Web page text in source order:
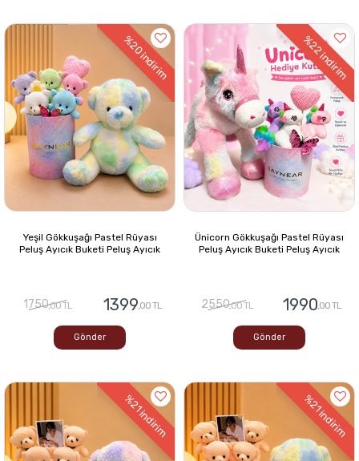
%20
indirim
Yeşil Gökkuşağı Pastel Rüyası
Peluş Ayıcık Buketi Peluş Ayıcık
1750,00 TL 1399,00 TL
Gönder
%22
indirim
Ünicorn Gökkuşağı Pastel Rüyası
Peluş Ayıcık Buketi Peluş Ayıcık
2550,00 TL 1990,00 TL
Gönder
%21
indirim
%21
indirim